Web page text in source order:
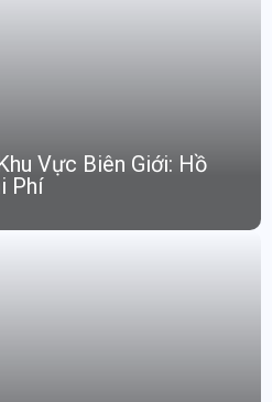
Vực Biên Giới: Hồ
Phí